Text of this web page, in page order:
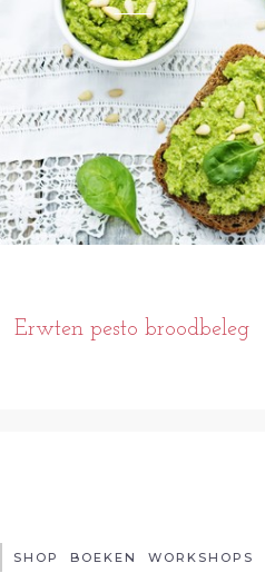
Erwten pesto broodbeleg
SHOP BOEKEN WORKSHOPS